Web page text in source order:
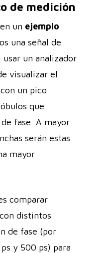
de medición
un ejemplo
una señal de
un analizador
visualizar el
un pico
que
fase. A mayor
serán estas
mayor
comparar
distintos
de fase (por
y 500 ps) para